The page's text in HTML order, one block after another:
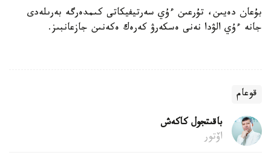
بۇعان دەيىن، تۇرعىن ءۇي سەرتيفيكاتى كىمدەرگە بەرىلەدى
جانە ءۇي الۋدا نەنى ەسكەرۋ كەرەك ەكەنىن جازعانبىز.
قوعام
باقىتجول كاكەش
اۆتور